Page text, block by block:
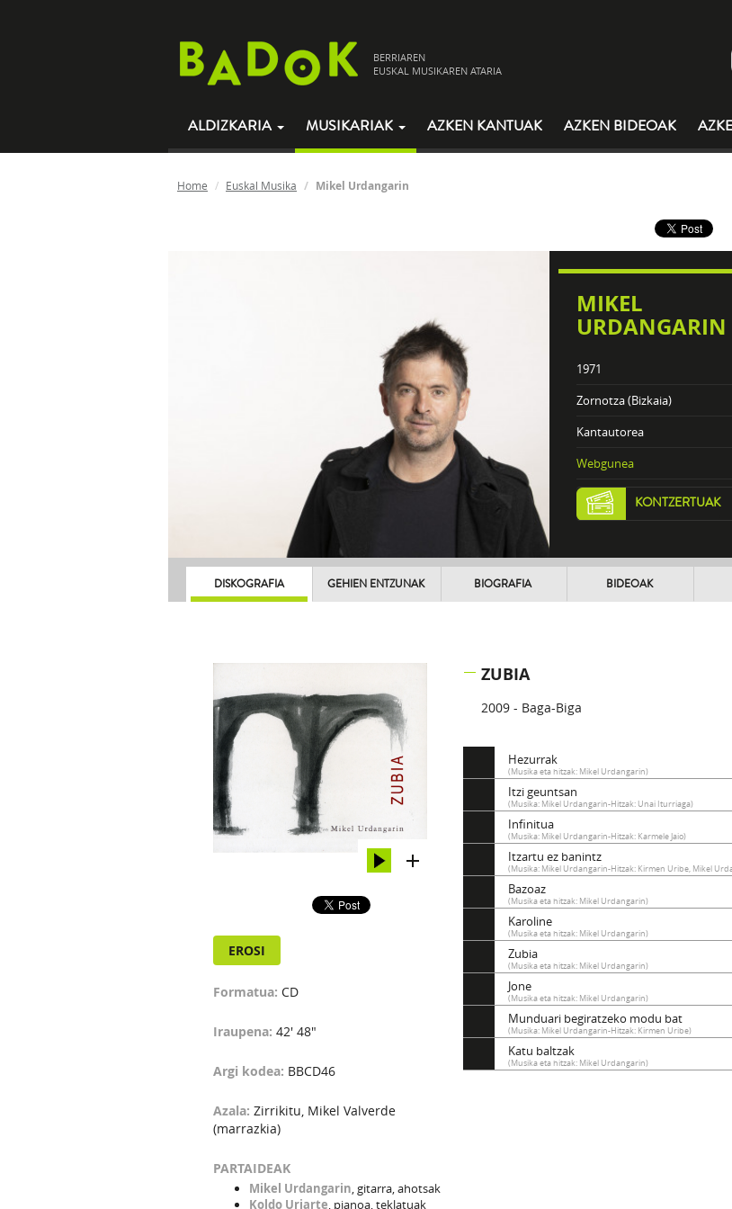
BERRIAREN
EUSKAL MUSIKAREN ATARIA
ALDIZKARIA MUSIKARIAK AZKEN KANTUAK AZKEN BIDEOAK
Home Euskal Musika Mikel Urdangarin
MIKEL
URDANGARIN
1971
Zornotza (Bizkaia)
Kantautorea
Webgunea
KONTZERTUAK
DISKOGRAFIA GEHIEN ENTZUNAK BIOGRAFIA BIDEOAK
EROSI
Formatua: CD
Iraupena: 42' 48"
Argi kodea: BBCD46
Azala: Zirrikitu, Mikel Valverde
(marrazkia)
PARTAIDEAK
Mikel Urdangarin, gitarra, ahotsak
Koldo Uriarte, pianoa, teklatuak
ZUBIA
2009 - Baga-Biga
Hezurrak
(Musika eta hitzak: Mikel Urdangarin)
Itzi geuntsan
(Musika: Mikel Urdangarin-Hitzak: Unai Iturriaga)
Infinitua
(Musika: Mikel Urdangarin-Hitzak: Karmele Jaio)
Itzartu ez banintz
(Musika: Mikel Urdangarin-Hitzak: Kirmen Uribe, Mikel
Bazoaz
(Musika eta hitzak: Mikel Urdangarin)
Karoline
(Musika eta hitzak: Mikel Urdangarin)
Zubia
(Musika eta hitzak: Mikel Urdangarin)
Jone
(Musika eta hitzak: Mikel Urdangarin)
Munduari begiratzeko modu bat
(Musika: Mikel Urdangarin-Hitzak: Kirmen Uribe)
Katu baltzak
(Musika eta hitzak: Mikel Urdangarin)